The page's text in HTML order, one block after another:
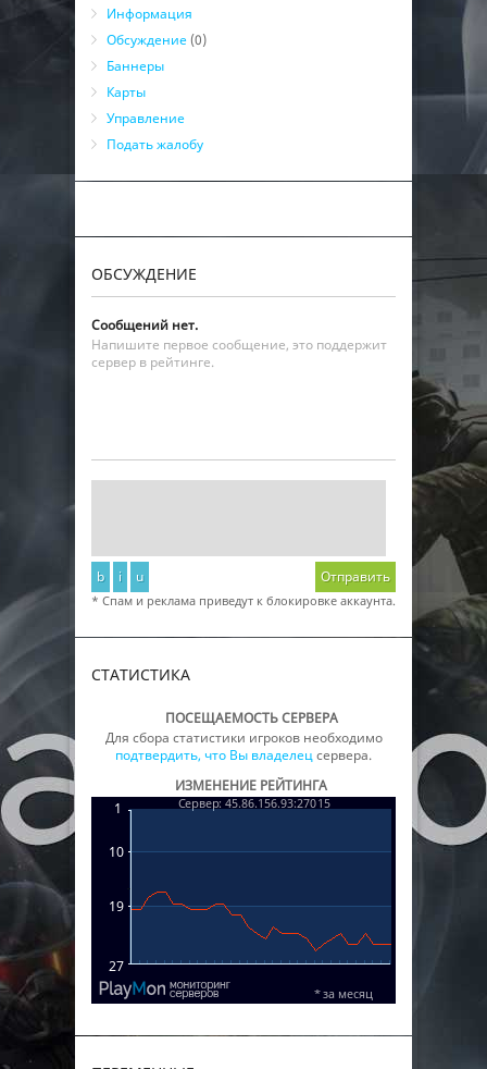
27 m2000
28
Х/Z бот
29
SHOX&JOGS
30
PanT 1kR
36
Stonehammer
12:19:42
38
39
\m/metal.machine\m/ 12:19:40
Информация
Обсуждение (0)
Баннеры
Карты
Управление
Подать жалобу
ОБСУЖДЕНИЕ
Сообщений нет.
Напишите первое сообщение, это поддержит
сервер в рейтинге.
b i u Отправить
* Спам и реклама приведут к блокировке аккаунта.
СТАТИСТИКА
ПОСЕЩАЕМОСТЬ СЕРВЕРА
Для сбора статистики игроков необходимо
подтвердить, что Вы владелецсервера.
ИЗМЕНЕНИЕ РЕЙТИНГА